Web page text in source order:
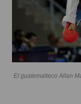
El guatemalteco Allan